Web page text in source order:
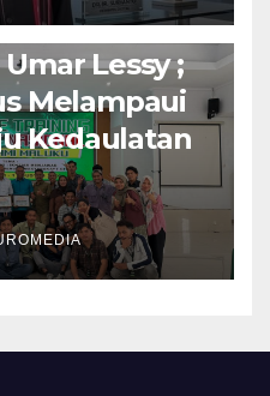
Ketua
Lessy ;
Melampaui
Kedaulatan